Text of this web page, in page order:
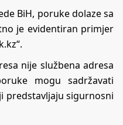
BiH, poruke dolaze sa
je evidentiran primjer
nije službena adresa
mogu sadržavati
predstavljaju sigurnosni